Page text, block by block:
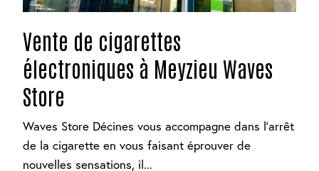
Vente de cigarettes
électroniques à Meyzieu Waves
Store
Waves Store Décines vous accompagne dans l'arrêt
de la cigarette en vous faisant éprouver de
nouvelles sensations, il...